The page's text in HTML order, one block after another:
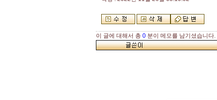
이 글에 대해서 총 0 분이 메모를 남기셨습니다.